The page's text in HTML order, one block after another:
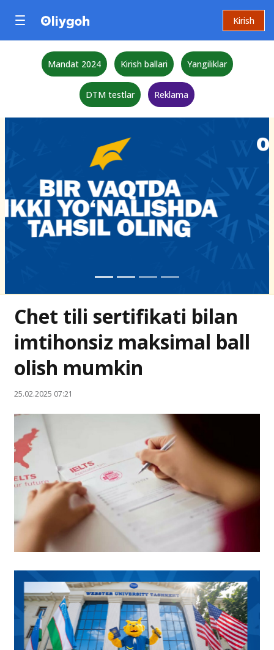
Kirish
Mandat 2024 Kirish ballari Yangiliklar
DTM testlar Reklama
Chet tili sertifikati bilan
imtihonsiz maksimal ball
olish mumkin
25.02.2025 07:21